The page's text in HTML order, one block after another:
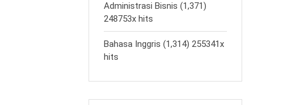
Administrasi Bisnis (1,371)
248753x hits
Bahasa Inggris (1,314) 255341x
hits